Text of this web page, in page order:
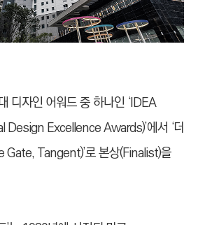
디자인 어워드 중 하나인 ‘IDEA
Excellence Awards)’에서 ‘더
Gate, Tangent)’로 본상(Finalist)을